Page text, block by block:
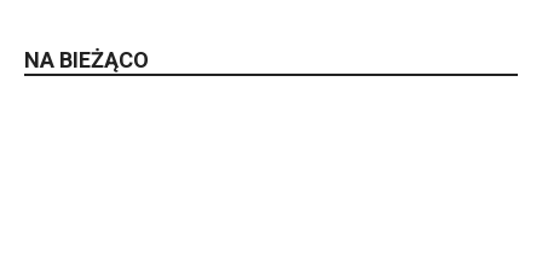
NA BIEŻĄCO